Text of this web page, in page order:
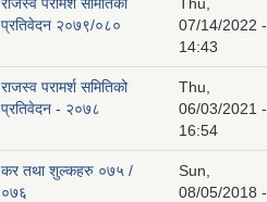
प्रतिवेदन २०७९/०८०
07/14/2022 -
14:43
राजस्व परामर्श समितिको
प्रतिवेदन - २०७८
Thu,
06/03/2021 -
16:54
कर तथा शुल्कहरु ०७५ /
०७६
Sun,
08/05/2018 -